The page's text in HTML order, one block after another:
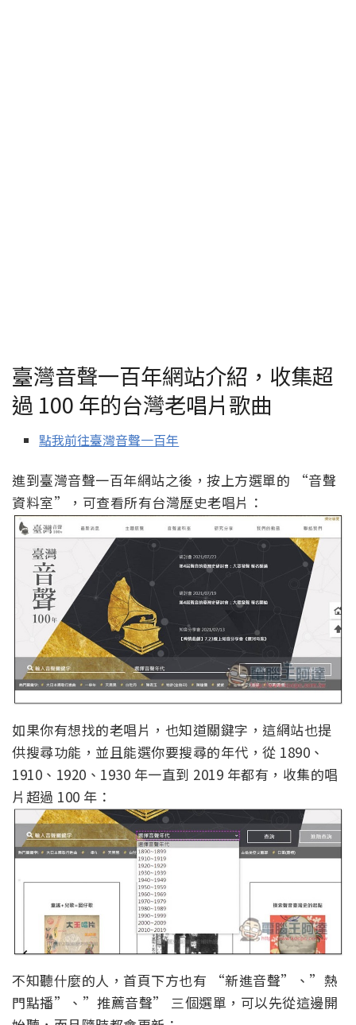
臺灣音聲一百年網站介紹，收集超
過 100 年的台灣老唱片歌曲
點我前往臺灣音聲一百年
進到臺灣音聲一百年網站之後，按上方選單的 “音聲
資料室”，可查看所有台灣歷史老唱片：
如果你有想找的老唱片，也知道關鍵字，這網站也提
供搜尋功能，並且能選你要搜尋的年代，從 1890、
1910、1920、1930 年一直到 2019 年都有，收集的唱
片超過 100 年：
不知聽什麼的人，首頁下方也有 “新進音聲”、”熱
門點播”、”推薦音聲” 三個選單，可以先從這邊開